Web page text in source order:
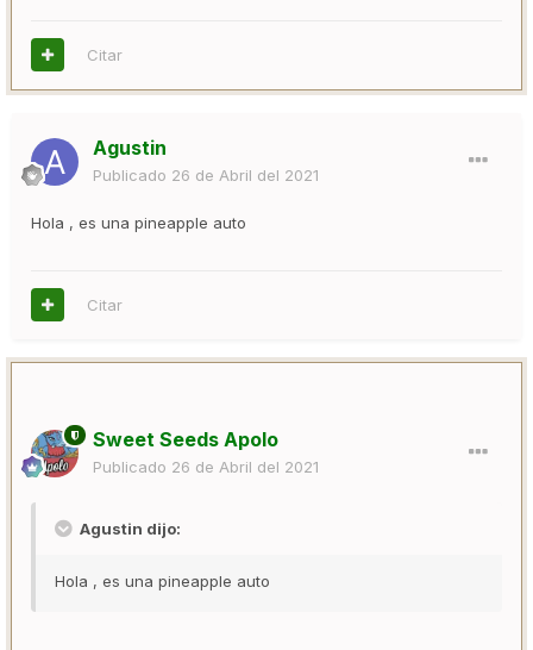
Citar
Agustin
Publicado 26 de Abril del 2021
Hola , es una pineapple auto
Citar
Sweet Seeds Apolo
Publicado 26 de Abril del 2021
Agustin dijo:
Hola , es una pineapple auto